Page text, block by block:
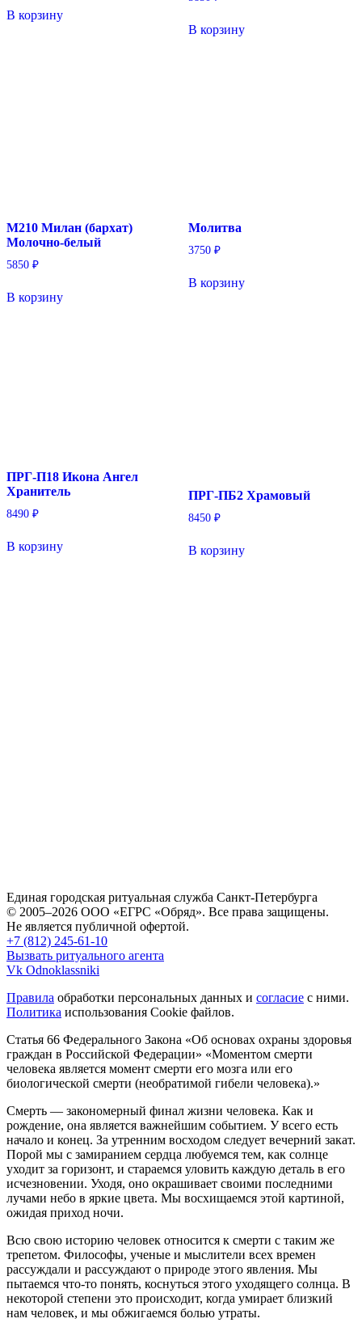
В корзину
В корзину
М210 Милан (бархат)
Молочно-белый
5850 ₽
В корзину
Молитва
3750 ₽
В корзину
ПРГ-П18 Икона Ангел
Хранитель
8490 ₽
В корзину
ПРГ-ПБ2 Храмовый
8450 ₽
В корзину
Единая городская ритуальная служба Санкт-Петербурга
© 2005–2026 ООО «ЕГРС «Обряд». Все права защищены.
Не является публичной офертой.
+7 (812) 245-61-10
Вызвать ритуального агента
Vk Odnoklassniki
Правила обработки персональных данных и согласие с ними.
Политика использования Cookie файлов.
Статья 66 Федерального Закона «Об основах охраны здоровья
граждан в Российской Федерации» «Моментом смерти
человека является момент смерти его мозга или его
биологической смерти (необратимой гибели человека).»
Смерть — закономерный финал жизни человека. Как и
рождение, она является важнейшим событием. У всего есть
начало и конец. За утренним восходом следует вечерний закат.
Порой мы с замиранием сердца любуемся тем, как солнце
уходит за горизонт, и стараемся уловить каждую деталь в его
исчезновении. Уходя, оно окрашивает своими последними
лучами небо в яркие цвета. Мы восхищаемся этой картиной,
ожидая приход ночи.
Всю свою историю человек относится к смерти с таким же
трепетом. Философы, ученые и мыслители всех времен
рассуждали и рассуждают о природе этого явления. Мы
пытаемся что-то понять, коснуться этого уходящего солнца. В
некоторой степени это происходит, когда умирает близкий
нам человек, и мы обжигаемся болью утраты.